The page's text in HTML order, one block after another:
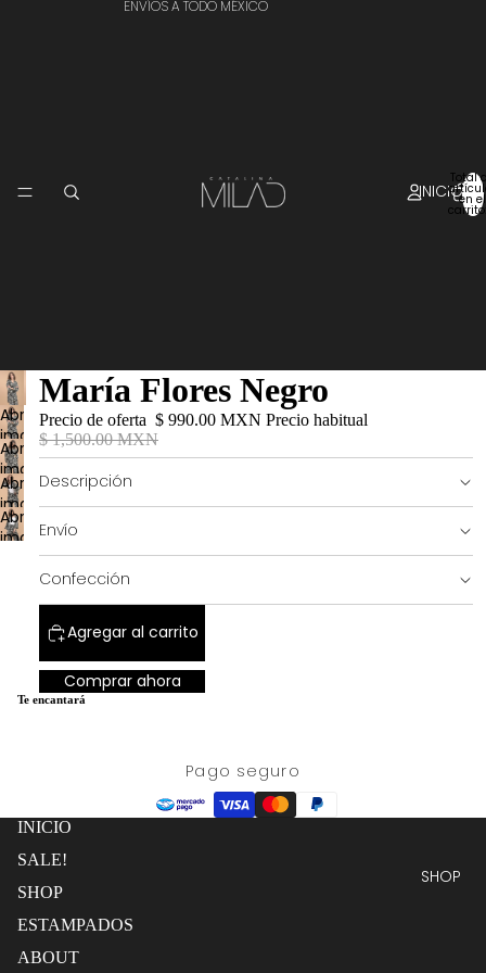
ENVÍOS A TODO MÉXICO
INICIO
SHOP
Total
en el
Abrir
imagen
a
pantalla
completa
Abrir
imagen
a
pantalla
completa
Abrir
imagen
a
pantalla
Abrir
imagen
pantalla
completa
María Flores Negro
Precio de oferta $ 990.00 MXN Precio habitual
$ 1,500.00 MXN
Descripción
Envío
Confección
Agregar al carrito
Comprar ahora
Te encantará
Pago seguro
INICIO
SALE!
SHOP
ESTAMPADOS
ABOUT